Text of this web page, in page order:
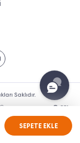
SEPETE EKLE
Saklıdır.